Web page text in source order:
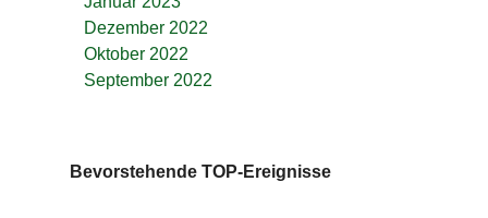
Dezember 2022
Oktober 2022
September 2022
Bevorstehende TOP-Ereignisse